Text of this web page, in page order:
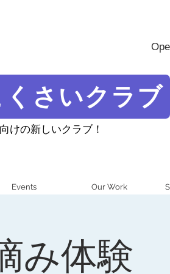
さいクラブ
けの新しいクラブ！
Events Our Work
み体験